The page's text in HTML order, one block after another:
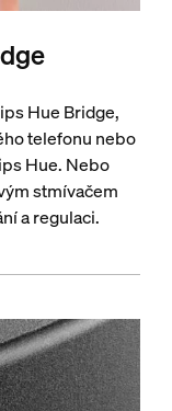
Hue Bridge,
telefonu nebo
Hue. Nebo
stmívačem
a regulaci.